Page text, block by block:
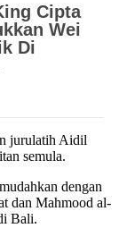
jurulatih Aidil
semula.
dengan
dan Mahmood al-
Bali.